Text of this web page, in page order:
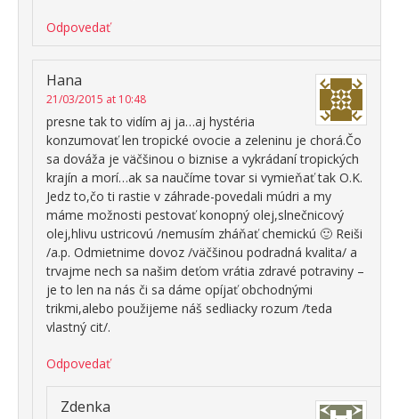
Odpovedať
Hana
21/03/2015 at 10:48
presne tak to vidím aj ja…aj hystéria
konzumovať len tropické ovocie a zeleninu je chorá.Čo
sa dováža je väčšinou o biznise a vykrádaní tropických
krajín a morí…ak sa naučíme tovar si vymieňať tak O.K.
Jedz to,čo ti rastie v záhrade-povedali múdri a my
máme možnosti pestovať konopný olej,slnečnicový
olej,hlivu ustricovú /nemusím zháňať chemickú 🙂 Reiši
/a.p. Odmietnime dovoz /väčšinou podradná kvalita/ a
trvajme nech sa našim deťom vrátia zdravé potraviny –
je to len na nás či sa dáme opíjať obchodnými
trikmi,alebo použijeme náš sedliacky rozum /teda
vlastný cit/.
Odpovedať
Zdenka